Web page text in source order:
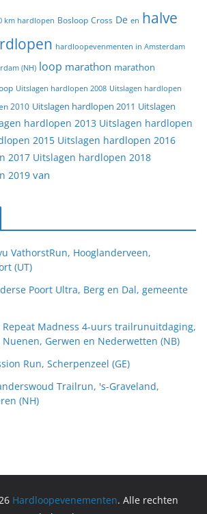
km hardlopen Bosloop Cross De en halve
hardloopevenmenten in Amsterdam
(NH) loop marathon marathon
Uitslagen hardlopen 2008 Uitslagen hardlopen
2010 Uitslagen hardlopen 2011 Uitslagen
hardlopen 2013 Uitslagen hardlopen
2015 Uitslagen hardlopen 2016
2017 Uitslagen hardlopen 2018
2019 van
VathorstRun, Hooglanderveen,
(UT)
Poort Ultra, Berg en Dal, gemeente
Repeat Madness 4-uurs trailrunuitdaging,
Gerwen en Nederwetten (NB)
Run, Scherpenzeel (GE)
Trailrun, 's-Graveland,
(NH)
Hardloopevenementen. Alle rechten